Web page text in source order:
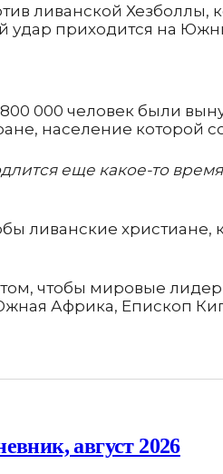
ливанской
удар приходится на
000 человек были
население которой
еще какое-то
ливанские
чтобы мировые
Африка, Епископ
август 2026